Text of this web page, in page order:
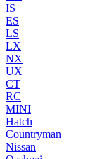
IS
ES
LS
LX
NX
UX
CT
RC
MINI
Hatch
Countryman
Nissan